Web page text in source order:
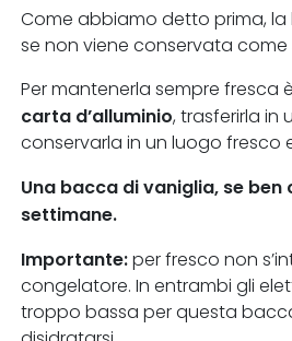
Come abbiamo detto prima,
se non viene conservata come
Per mantenerla sempre fresca
carta d’alluminio, trasferirla in
conservarla in un luogo fresco
Una bacca di vaniglia, se
settimane.
Importante: per fresco non
congelatore. In entrambi gli
troppo bassa per questa